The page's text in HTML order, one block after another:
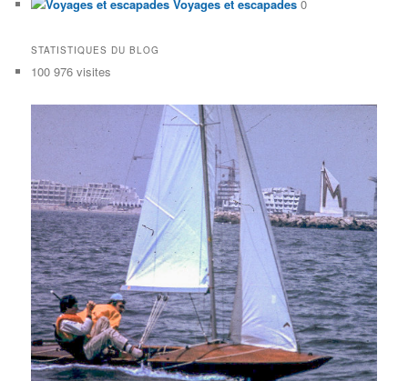
Voyages et escapades 0
STATISTIQUES DU BLOG
100 976 visites